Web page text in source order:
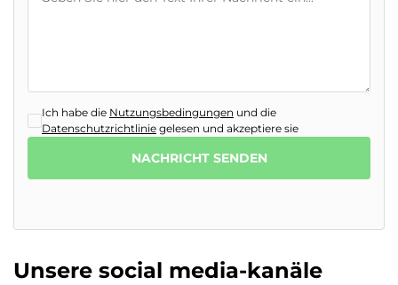
Ich habe die Nutzungsbedingungen und die
Datenschutzrichtlinie gelesen und akzeptiere sie
NACHRICHT SENDEN
Unsere social media-kanäle